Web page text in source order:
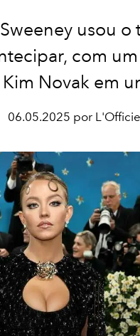
usou
com
Novak em
06.05.2025 por